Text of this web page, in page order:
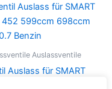
Die
Optionen
auf
der
Auslassventile
Auslass für SMART